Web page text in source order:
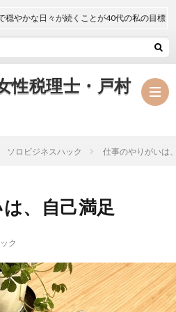
性税理士・戸村
ィ
所
ル
執
かな日々が続くことが40代の私の目標
ソロビジネスハック 仕事のやりがいは
、自己満足
ク